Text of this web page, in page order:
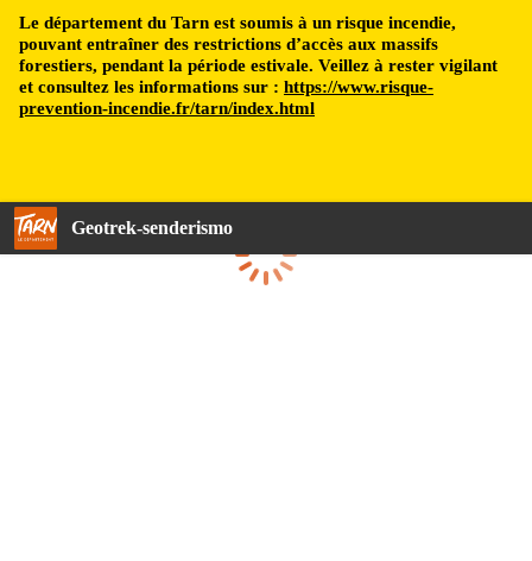
Le département du Tarn est soumis à un risque incendie,
pouvant entraîner des restrictions d’accès aux massifs
forestiers, pendant la période estivale. Veillez à rester vigilant
et consultez les informations sur : https://www.risque-
prevention-incendie.fr/tarn/index.html
Geotrek-senderismo
Cargando